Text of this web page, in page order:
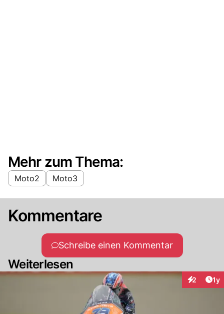
Mehr zum Thema:
Moto2 Moto3
Kommentare
Schreibe einen Kommentar
Weiterlesen
2 1y